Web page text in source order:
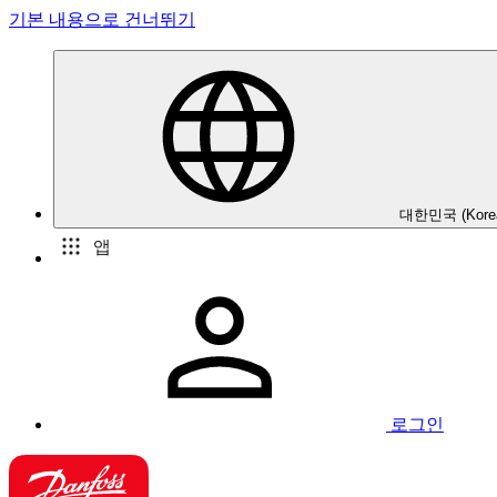
기본 내용으로 건너뛰기
대한민국
앱
로그인